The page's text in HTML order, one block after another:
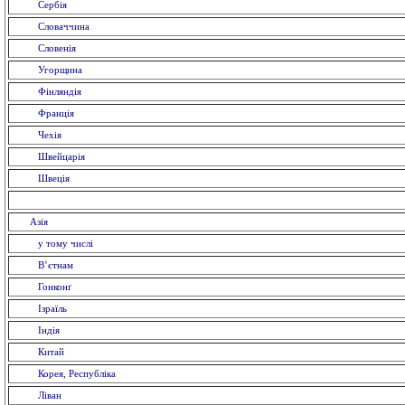
Сербія
Словаччина
Словенія
Угорщина
Фінляндія
Франція
Чехія
Швейцарія
Швеція
Азія
у тому числі
В’єтнам
Гонконґ
Ізраїль
Індія
Китай
Корея, Республіка
Ліван